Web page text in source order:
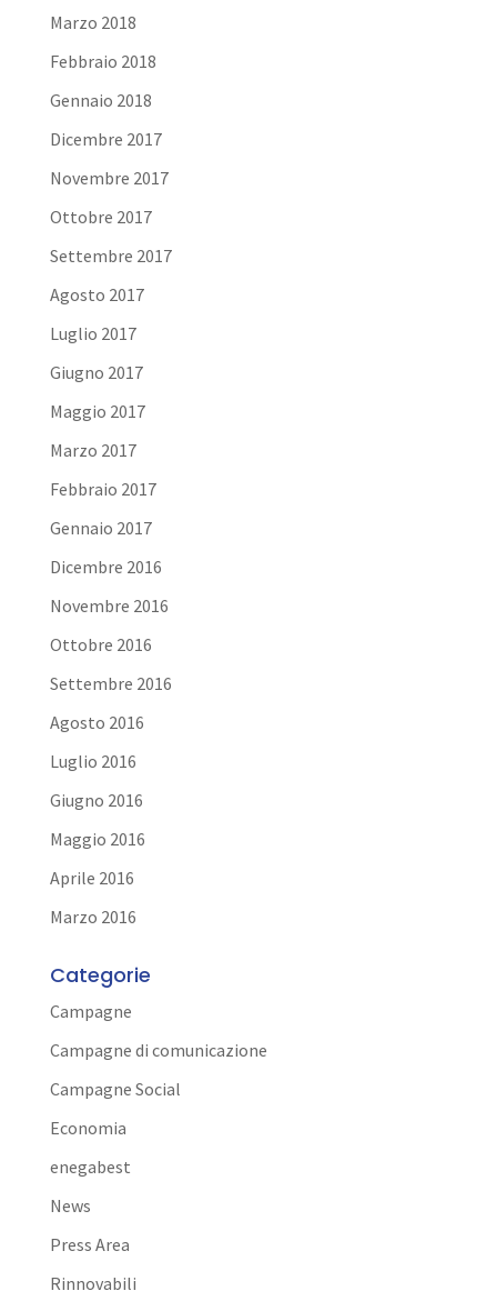
Marzo 2018
Febbraio 2018
Gennaio 2018
Dicembre 2017
Novembre 2017
Ottobre 2017
Settembre 2017
Agosto 2017
Luglio 2017
Giugno 2017
Maggio 2017
Marzo 2017
Febbraio 2017
Gennaio 2017
Dicembre 2016
Novembre 2016
Ottobre 2016
Settembre 2016
Agosto 2016
Luglio 2016
Giugno 2016
Maggio 2016
Aprile 2016
Marzo 2016
Categorie
Campagne
Campagne di comunicazione
Campagne Social
Economia
enegabest
News
Press Area
Rinnovabili